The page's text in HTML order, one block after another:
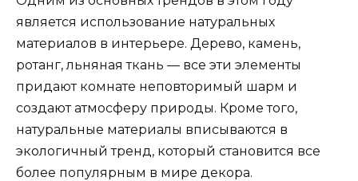
является использование натуральных
материалов в интерьере. Дерево, камень,
ротанг, льняная ткань — все эти элементы
придают комнате неповторимый шарм и
создают атмосферу природы. Кроме того,
натуральные материалы вписываются в
экологичный тренд, который становится все
более популярным в мире декора.